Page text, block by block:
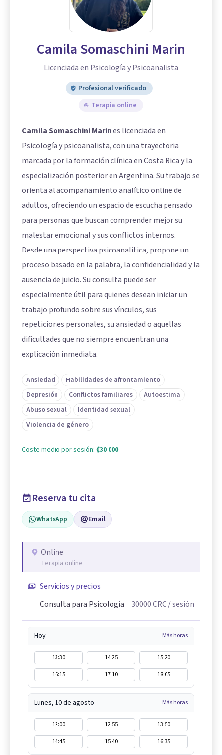
Camila Somaschini Marin
Licenciada en Psicología y Psicoanalista
Profesional verificado
Terapia online
Camila Somaschini Marines licenciada en
Psicología y psicoanalista, con una trayectoria
marcada por la formación clínica en Costa Rica y la
especialización posterior en Argentina. Su trabajo se
orienta al acompañamiento analítico online de
adultos, ofreciendo un espacio de escucha pensado
para personas que buscan comprender mejor su
malestar emocional y sus conflictos internos.
Desde una perspectiva psicoanalítica, propone un
proceso basado en la palabra, la confidencialidad y la
ausencia de juicio. Su consulta puede ser
especialmente útil para quienes desean iniciar un
trabajo profundo sobre sus vínculos, sus
repeticiones personales, su ansiedad o aquellas
dificultades que no siempre encuentran una
explicación inmediata.
Ansiedad
Habilidades de afrontamiento
Depresión
Conflictos familiares
Autoestima
Abuso sexual
Identidad sexual
Violencia de género
Coste medio por sesión: ₡30 000
Reserva tu cita
WhatsApp Email
Online
Terapia online
Servicios y precios
Consulta para Psicología
30000CRC/ sesión
Hoy Más horas
13:30 14:25
15:20
16:15
17:10 18:05
Lunes, 10 de agosto Más horas
12:00 12:55
13:50
14:45
15:40 16:35